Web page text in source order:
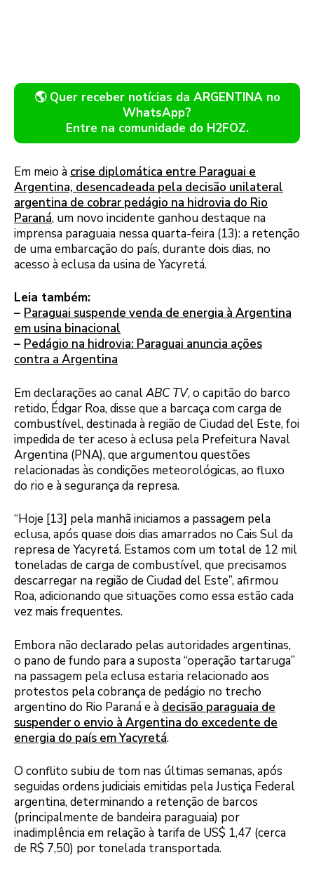
🌎 Quer receber notícias da ARGENTINA no
WhatsApp?
Entre na comunidade do H2FOZ.
Em meio à crise diplomática entre Paraguai e
Argentina, desencadeada pela decisão unilateral
argentina de cobrar pedágio na hidrovia do Rio
Paraná, um novo incidente ganhou destaque na
imprensa paraguaia nessa quarta-feira (13): a retenção
de uma embarcação do país, durante dois dias, no
acesso à eclusa da usina de Yacyretá.
Leia também:
– Paraguai suspende venda de energia à Argentina
em usina binacional
– Pedágio na hidrovia: Paraguai anuncia ações
contra a Argentina
Em declarações ao canalABC TV, o capitão do barco
retido, Édgar Roa, disse que a barcaça com carga de
combustível, destinada à região de Ciudad del Este, foi
impedida de ter aceso à eclusa pela Prefeitura Naval
Argentina (PNA), que argumentou questões
relacionadas às condições meteorológicas, ao fluxo
do rio e à segurança da represa.
“Hoje [13] pela manhã iniciamos a passagem pela
eclusa, após quase dois dias amarrados no Cais Sul da
represa de Yacyretá. Estamos com um total de 12 mil
toneladas de carga de combustível, que precisamos
descarregar na região de Ciudad del Este”, afirmou
Roa, adicionando que situações como essa estão cada
vez mais frequentes.
Embora não declarado pelas autoridades argentinas,
o pano de fundo para a suposta “operação tartaruga”
na passagem pela eclusa estaria relacionado aos
protestos pela cobrança de pedágio no trecho
argentino do Rio Paraná e à decisão paraguaia de
suspender o envio à Argentina do excedente de
energia do país em Yacyretá.
O conflito subiu de tom nas últimas semanas, após
seguidas ordens judiciais emitidas pela Justiça Federal
argentina, determinando a retenção de barcos
(principalmente de bandeira paraguaia) por
inadimplência em relação à tarifa de US$ 1,47 (cerca
de R$ 7,50) por tonelada transportada.